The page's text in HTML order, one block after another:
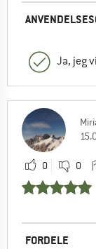
Ja, jeg
0 0
FORDELE